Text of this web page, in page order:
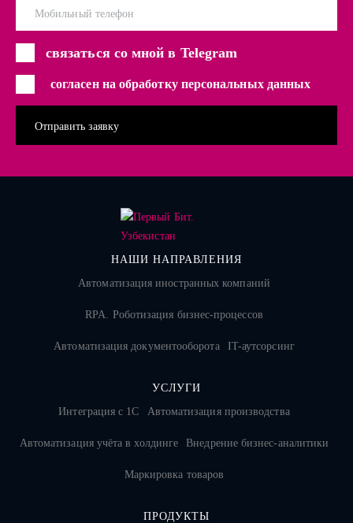
Мобильный телефон
связаться со мной в Telegram
согласен на обработку персональных данных
НАШИ НАПРАВЛЕНИЯ
Автоматизация иностранных компаний
RPA. Роботизация бизнес-процессов
Автоматизация документооборота IT-аутсорсинг
УСЛУГИ
Интеграция с 1С
Автоматизация производства
Автоматизация учёта в холдинге Внедрение бизнес-аналитики
Маркировка товаров
ПРОДУКТЫ